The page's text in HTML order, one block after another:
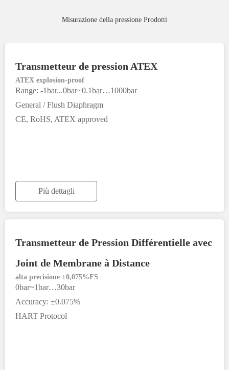
Misurazione della pressione Prodotti
Transmetteur de pression ATEX
ATEX explosion-proof
Range: -1bar...0bar~0.1bar…1000bar
General / Flush Diaphragm
CE, RoHS, ATEX approved
Più dettagli
Transmetteur de Pression Différentielle avec
Joint de Membrane à Distance
alta precisione ±0,075%FS
0bar~1bar…30bar
Accuracy: ±0.075%
HART Protocol